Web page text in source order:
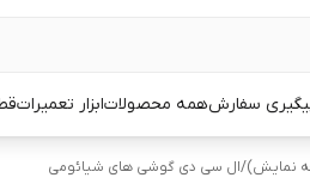
سفارشهمه محصولاتابزار تعمیرات
نمایش)/ال سی دی گوشی های شیائومی